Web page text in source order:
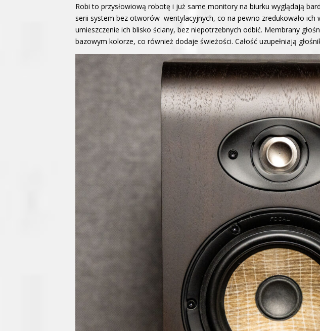
Robi to przysłowiową robotę i już same monitory na biurku wyglądają
serii system bez otworów wentylacyjnych, co na pewno zredukowało ich
umieszczenie ich blisko ściany, bez niepotrzebnych odbić. Membrany
bazowym kolorze, co również dodaje świeżości. Całość uzupełniają